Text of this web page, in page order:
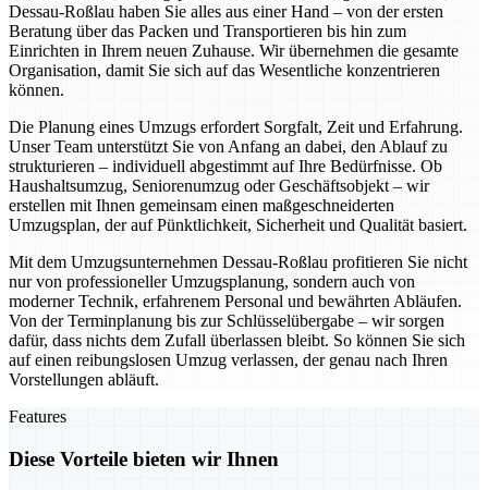
Dessau-Roßlau haben Sie alles aus einer Hand – von der ersten
Beratung über das Packen und Transportieren bis hin zum
Einrichten in Ihrem neuen Zuhause. Wir übernehmen die gesamte
Organisation, damit Sie sich auf das Wesentliche konzentrieren
können.
Die Planung eines Umzugs erfordert Sorgfalt, Zeit und Erfahrung.
Unser Team unterstützt Sie von Anfang an dabei, den Ablauf zu
strukturieren – individuell abgestimmt auf Ihre Bedürfnisse. Ob
Haushaltsumzug, Seniorenumzug oder Geschäftsobjekt – wir
erstellen mit Ihnen gemeinsam einen maßgeschneiderten
Umzugsplan, der auf Pünktlichkeit, Sicherheit und Qualität basiert.
Mit dem Umzugsunternehmen Dessau-Roßlau profitieren Sie nicht
nur von professioneller Umzugsplanung, sondern auch von
moderner Technik, erfahrenem Personal und bewährten Abläufen.
Von der Terminplanung bis zur Schlüsselübergabe – wir sorgen
dafür, dass nichts dem Zufall überlassen bleibt. So können Sie sich
auf einen reibungslosen Umzug verlassen, der genau nach Ihren
Vorstellungen abläuft.
Features
Diese Vorteile bieten wir Ihnen